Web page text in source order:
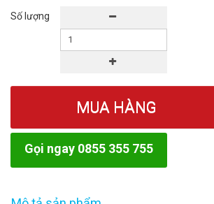
Số lượng
MUA HÀNG
Gọi ngay 0855 355 755